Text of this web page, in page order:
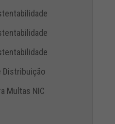
Distribuição
Multas NIC